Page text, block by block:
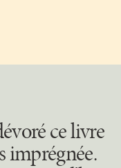
ce livre
imprégnée.